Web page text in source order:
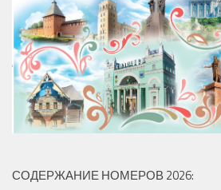
СОДЕРЖАНИЕ НОМЕРОВ 2026: